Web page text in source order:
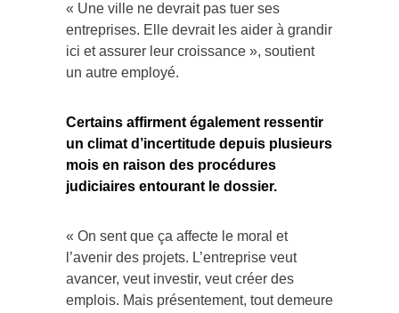
« Une ville ne devrait pas tuer ses
entreprises. Elle devrait les aider à grandir
ici et assurer leur croissance », soutient
un autre employé.
Certains affirment également ressentir
un climat d’incertitude depuis plusieurs
mois en raison des procédures
judiciaires entourant le dossier.
« On sent que ça affecte le moral et
l’avenir des projets. L’entreprise veut
avancer, veut investir, veut créer des
emplois. Mais présentement, tout demeure